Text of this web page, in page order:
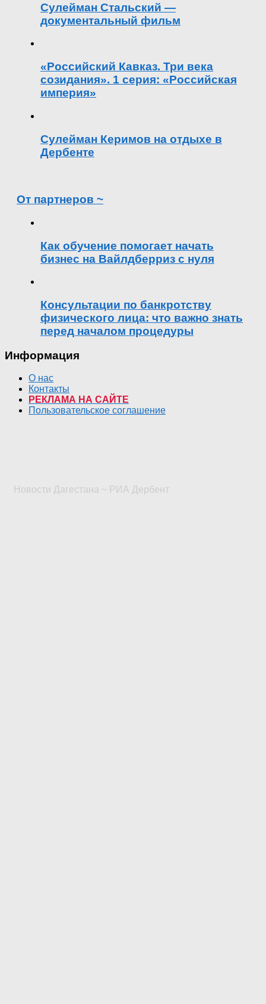
Сулейман Стальский —
документальный фильм
«Российский Кавказ. Три века
созидания». 1 серия: «Российская
империя»
Сулейман Керимов на отдыхе в
Дербенте
От партнеров ~
Как обучение помогает начать
бизнес на Вайлдберриз с нуля
Консультации по банкротству
физического лица: что важно знать
перед началом процедуры
Информация
О нас
Контакты
РЕКЛАМА НА САЙТЕ
Пользовательское соглашение
Новости Дагестана ~ РИА Дербент